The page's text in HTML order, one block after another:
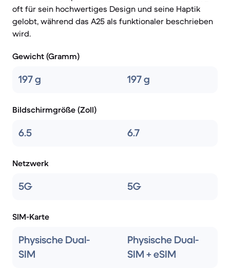
oft für sein hochwertiges Design und seine Haptik
gelobt, während das A25 als funktionaler beschrieben
wird.
Gewicht (Gramm)
197 g 197 g
Bildschirmgröße (Zoll)
6.5 6.7
Netzwerk
5G 5G
SIM-Karte
Physische Dual-
SIM
Physische Dual-
SIM + eSIM